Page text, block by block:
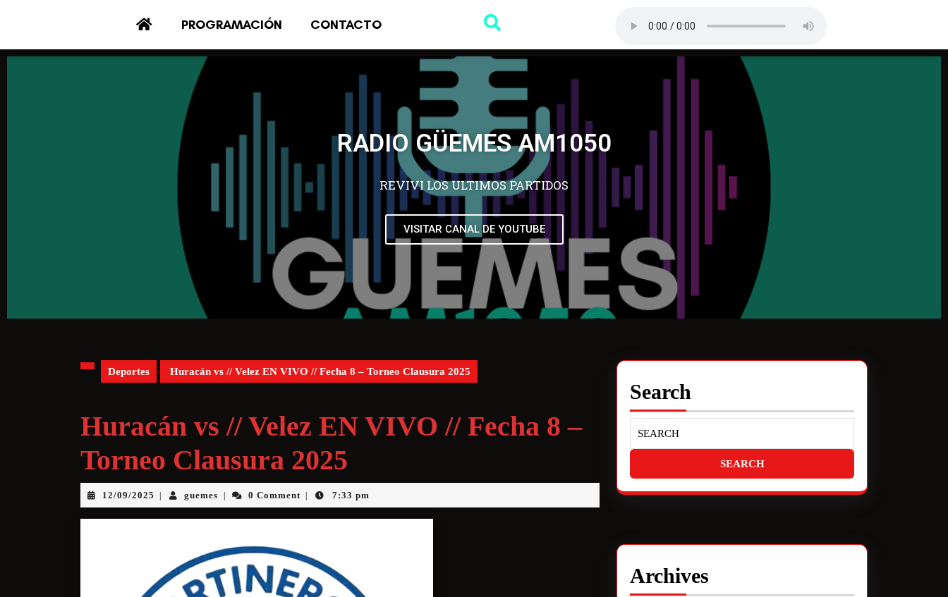
PROGRAMACIÓN CONTACTO
RADIO GÜEMES AM1050
REVIVI LOS ULTIMOS PARTIDOS
VISITAR CANAL DE YOUTUBE
Deportes Huracán vs // Velez EN VIVO // Fecha 8 – Torneo Clausura 2025
Huracán vs // Velez EN VIVO // Fecha 8 –
Torneo Clausura 2025
12/09/2025 guemes 0 Comment 7:33 pm
Search
Archives